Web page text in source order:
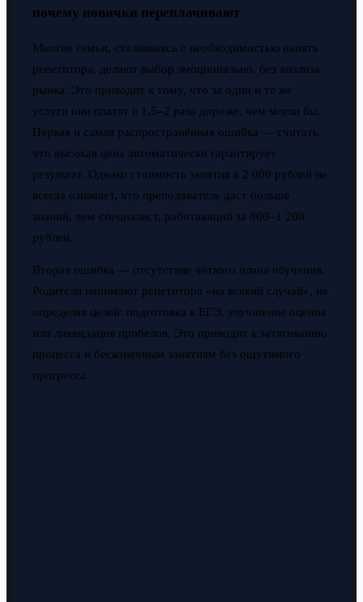
почему новички переплачивают
Многие семьи, сталкиваясь с необходимостью нанять
репетитора, делают выбор эмоционально, без анализа
рынка. Это приводит к тому, что за одни и те же
услуги они платят в 1,5–2 раза дороже, чем могли бы.
Первая и самая распространённая ошибка — считать,
что высокая цена автоматически гарантирует
результат. Однако стоимость занятия в 2 000 рублей не
всегда означает, что преподаватель даст больше
знаний, чем специалист, работающий за 800–1 200
рублей.
Вторая ошибка — отсутствие чёткого плана обучения.
Родители нанимают репетитора «на всякий случай», не
определяя целей: подготовка к ЕГЭ, улучшение оценок
или ликвидация пробелов. Это приводит к затягиванию
процесса и бесконечным занятиям без ощутимого
прогресса.